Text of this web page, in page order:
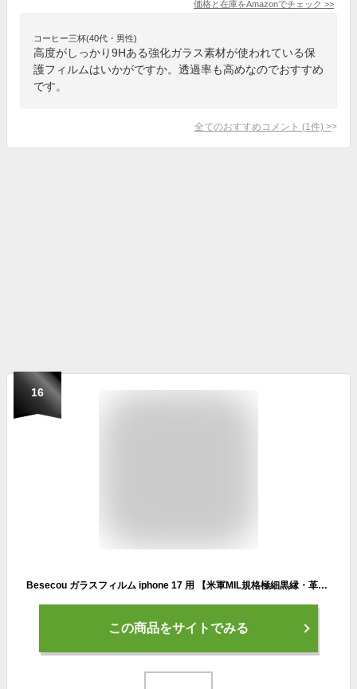
価格と在庫をAmazonでチェック >>
コーヒー三杯(40代・男性)
高度がしっかり9Hある強化ガラス素材が使われている保
護フィルムはいかがですか。透過率も高めなのでおすすめ
です。
全てのおすすめコメント (1 件) >
16
Besecou ガラスフィルム iphone 17 用 【米軍MIL規格極細黒縁・革新的なガイド枠】 保護フィルム 2枚セット 旭硝子素材製 強化ガラス 液晶保護 9H硬度 耐衝撃 ブルーライトカット 無色ARコーティング 目に優しい指紋防止 飛散防止 スクラッチ防止 超鮮明な画質 気泡防止 高感度タッチ タッチ アイフォン17 対応
この商品をサイトでみる